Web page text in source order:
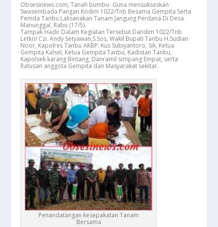
Obsesinews.com, Tanah bumbu- Guna mensukseskan
Swasembada Pangan Kodim 1022/Tnb Besama Gempita Serta
Pemda Tanbu Laksanakan Tanam Jangung Perdana Di Desa
Manunggal, Rabu (17/5).
Tampak Hadir Dalam Kegiatan Tersebut Dandim 1022/Tnb
Letkol Czi. Andy Setyawan,S.Sos, Wakil Bupati Tanbu H.Sudian
Noor, Kapolres Tanbu AKBP. Kus Subiyantoro, Sik, Ketua
Gempita Kalsel, Ketua Gempita Tanbu, Kadistan Tanbu,
Kapolsek karang Bintang, Danramil simpang Empat, serta
Ratusan anggota Gempita dan Masyarakat sekitar.
Penandatangan kesepakatan Tanam
Bersama